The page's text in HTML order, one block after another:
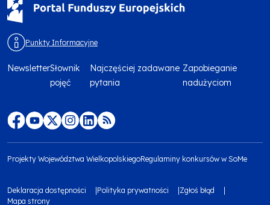
Punkty Informacyjne
Menu
footer
społecznościowe
top
NewsletterSłownik
pojęć
Najczęściej zadawane
pytania
Zapobieganie
nadużyciom
footer
Projekty Województwa WielkopolskiegoRegulaminy konkursów w SoMe
Deklaracja dostępności Polityka prywatności
Zgłoś błąd
Mapa strony